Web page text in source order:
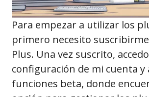
Para empezar a utilizar los
primero necesito suscribirme
Plus. Una vez suscrito,
configuración de mi cuenta y
funciones beta, donde